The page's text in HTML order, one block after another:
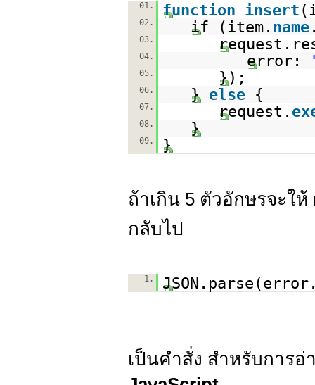
01. function insert
02. if (item. name
03.
04. error:
05. });
06. } else {
07. request.
08. }
09. }
ถ้าเกิน 5 ตัวอักษรจะให้
กลับไป
1.
เป็นคำสั่ง สำหรับการ